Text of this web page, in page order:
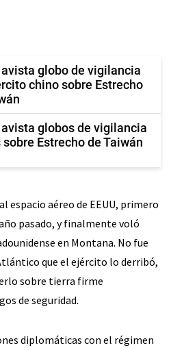
globo de vigilancia
chino sobre Estrecho
globos de vigilancia
Estrecho de Taiwán
espacio aéreo de EEUU, primero
pasado, y finalmente voló
en Montana. No fue
que el ejército lo derribó,
sobre tierra firme
de seguridad.
diplomáticas con el régimen